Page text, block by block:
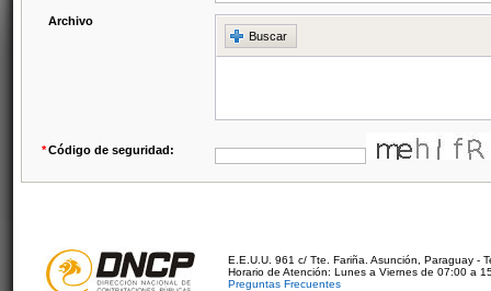
Archivo
Buscar
*Código de seguridad:
E.E.U.U. 961 c/ Tte. Fariña. Asunción, Paraguay -
Horario de Atención: Lunes a Viernes de 07:00 a
Preguntas Frecuentes